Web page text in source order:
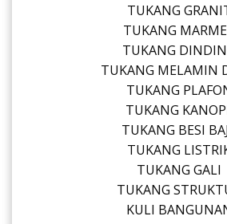
TUKANG
TUKANG
TUKANG
TUKANG MELAMIN
TUKANG
TUKANG
TUKANG BESI
TUKANG
TUKANG GALI
TUKANG
KULI